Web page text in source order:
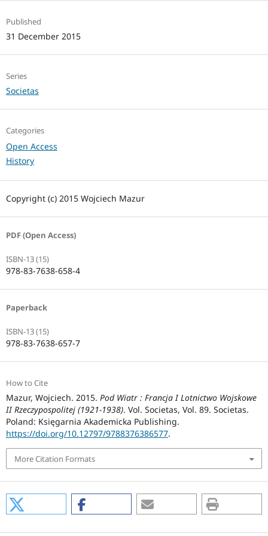
Published
31 December 2015
Series
Societas
Categories
Open Access
History
Copyright (c) 2015 Wojciech Mazur
PDF (Open Access)
ISBN-13 (15)
978-83-7638-658-4
Paperback
ISBN-13 (15)
978-83-7638-657-7
How to Cite
Mazur, Wojciech. 2015. Pod Wiatr : Francja I Lotnictwo Wojskowe
II Rzeczypospolitej (1921-1938). Vol. Societas, Vol. 89. Societas.
Poland: Księgarnia Akademicka Publishing.
https://doi.org/10.12797/9788376386577.
More Citation Formats